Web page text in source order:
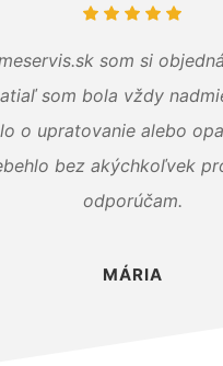
som si
som bola vždy
o upratovanie alebo
bez akýchkoľvek
odporúčam.
MÁRIA